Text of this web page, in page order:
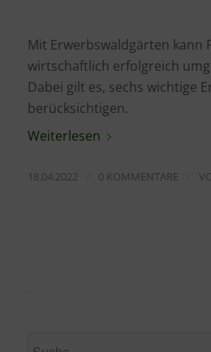
Mit Erwerbswaldgärten kann
wirtschaftlich erfolgreich
Dabei gilt es, sechs wichtige
berücksichtigen.
Weiterlesen
18.04.2022 0 KOMMENTARE